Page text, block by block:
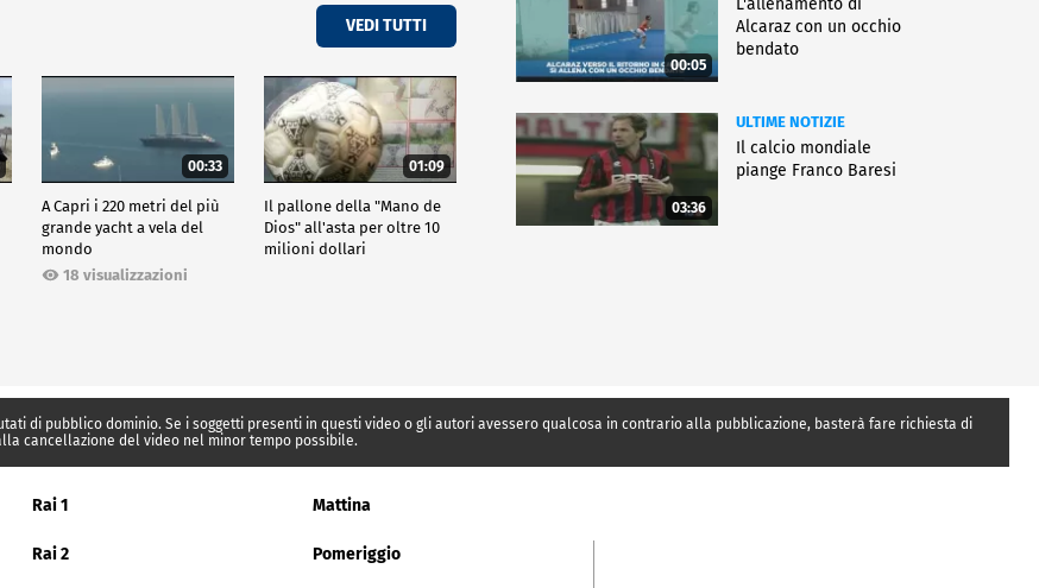
VEDI TUTTI
00:33
A Capri i 220 metri del più
grande yacht a vela del
mondo
18 visualizzazioni
01:09
Il pallone della "Mano de
Dios" all'asta per oltre 10
milioni dollari
00:05
L'allenamento di
Alcaraz con un occhio
bendato
03:36
ULTIME NOTIZIE
Il calcio mondiale
piange Franco Baresi
di pubblico dominio. Se i soggetti presenti in questi video o gli autori avessero qualcosa in contrario alla pubblicazione, basterà fare richiesta di
cancellazione del video nel minor tempo possibile.
Rai 1 Mattina
Rai 2 Pomeriggio